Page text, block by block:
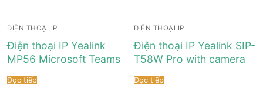
Tài liệu hướng dẫn
Tài liệu hướng dẫn
Đại lý
Tin tức
ĐIỆN THOẠI IP
Điện thoại IP Yealink
MP56 Microsoft Teams
Đọc tiếp
ĐIỆN THOẠI IP
Điện thoại IP Yealink SIP-
T58W Pro with camera
Đọc tiếp